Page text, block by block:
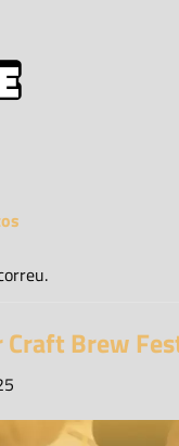
Brew